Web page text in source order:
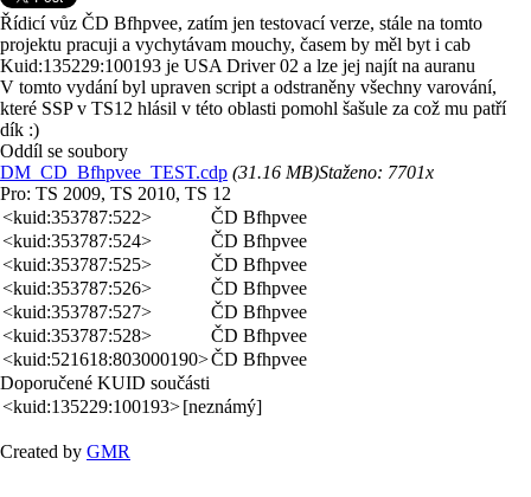
Řídicí vůz ČD Bfhpvee, zatím jen testovací verze, stále na tomto
projektu pracuji a vychytávam mouchy, časem by měl byt i cab
Kuid:135229:100193 je USA Driver 02 a lze jej najít na auranu
V tomto vydání byl upraven script a odstraněny všechny varování,
které SSP v TS12 hlásil v této oblasti pomohl šašule za což mu patří
dík :)
Oddíl se soubory
DM_CD_Bfhpvee_TEST.cdp (31.16 MB)Staženo: 7701x
Pro: TS 2009, TS 2010, TS 12
<kuid:353787:522>
ČD Bfhpvee
<kuid:353787:524>
ČD Bfhpvee
<kuid:353787:525>
ČD Bfhpvee
<kuid:353787:526>
ČD Bfhpvee
<kuid:353787:527>
ČD Bfhpvee
<kuid:353787:528>
ČD Bfhpvee
<kuid:521618:803000190>ČD Bfhpvee
Doporučené KUID součásti
<kuid:135229:100193>[neznámý]
Created by GMR